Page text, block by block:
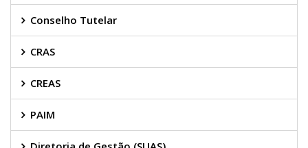
Conselho Tutelar
CRAS
CREAS
PAIM